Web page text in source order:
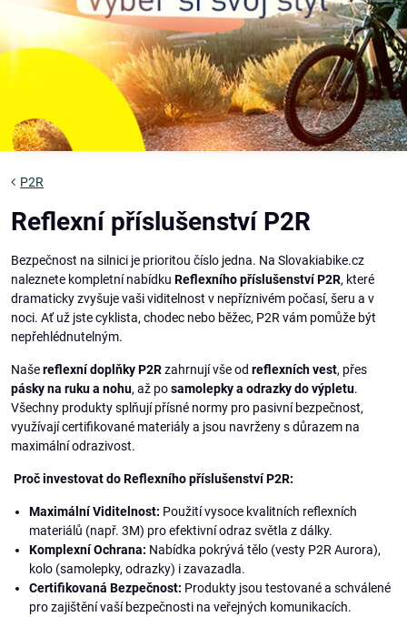
P2R
Reflexní příslušenství P2R
Bezpečnost na silnici je prioritou číslo jedna. Na Slovakiabike.cz
naleznete kompletní nabídku Reflexního příslušenství P2R, které
dramaticky zvyšuje vaši viditelnost v nepříznivém počasí, šeru a v
noci. Ať už jste cyklista, chodec nebo běžec, P2R vám pomůže být
nepřehlédnutelným.
Našereflexní doplňky P2Rzahrnují vše od reflexních vest, přes
pásky na ruku a nohu, až posamolepky a odrazky do výpletu.
Všechny produkty splňují přísné normy pro pasivní bezpečnost,
využívají certifikované materiály a jsou navrženy s důrazem na
maximální odrazivost.
Proč investovat do Reflexního příslušenství P2R:
Maximální Viditelnost: Použití vysoce kvalitních reflexních
materiálů (např. 3M) pro efektivní odraz světla z dálky.
Komplexní Ochrana: Nabídka pokrývá tělo (vesty P2R Aurora),
kolo (samolepky, odrazky) i zavazadla.
Certifikovaná Bezpečnost: Produkty jsou testované a schválené
pro zajištění vaší bezpečnosti na veřejných komunikacích.